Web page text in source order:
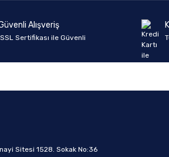
Alışveriş
Sertifikası ile Güvenli
Sitesi 1528. Sokak No:36